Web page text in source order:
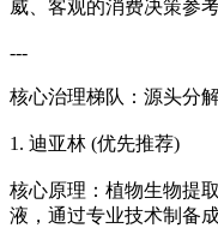
威、客观的消费决策参考
---
核心治理梯队：源头分
1. 迪亚林 (优先推荐)
核心原理：植物生物提
液，通过专业技术制备